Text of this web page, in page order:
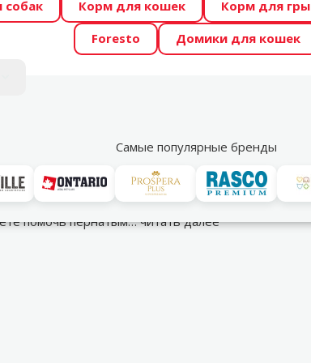
месяц Dino Zoo предлагает отличные
“GADA ŪSAIŅI”! Возможно Твой
собак Корм для кошек Корм для
Foresto
Домики для кошек
Самые популярные бренды
Акции
Кормушки для уличных птиц
помочь пернатым…читать далее